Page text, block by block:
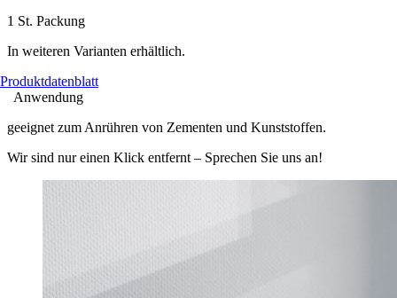
1 St. Packung
In weiteren Varianten erhältlich.
Produktdatenblatt
Anwendung
geeignet zum Anrühren von Zementen und Kunststoffen.
Wir sind nur einen Klick entfernt – Sprechen Sie uns an!